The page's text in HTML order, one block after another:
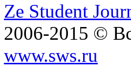
Ze Student
2006-2015 ©
www.sws.ru